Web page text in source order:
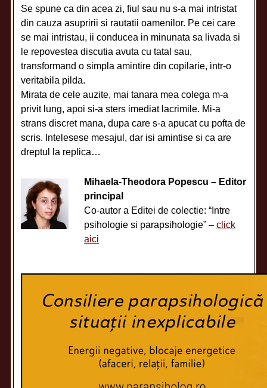
Se spune ca din acea zi, fiul sau nu s-a mai intristat
din cauza asupririi si rautatii oamenilor. Pe cei care
se mai intristau, ii conducea in minunata sa livada si
le repovestea discutia avuta cu tatal sau,
transformand o simpla amintire din copilarie, intr-o
veritabila pilda.
Mirata de cele auzite, mai tanara mea colega m-a
privit lung, apoi si-a sters imediat lacrimile. Mi-a
strans discret mana, dupa care s-a apucat cu pofta de
scris. Intelesese mesajul, dar isi amintise si ca are
dreptul la replica…
Mihaela-Theodora Popescu – Editor
principal
Co-autor a Editei de colectie: “Intre
psihologie si parapsihologie” –click
aici